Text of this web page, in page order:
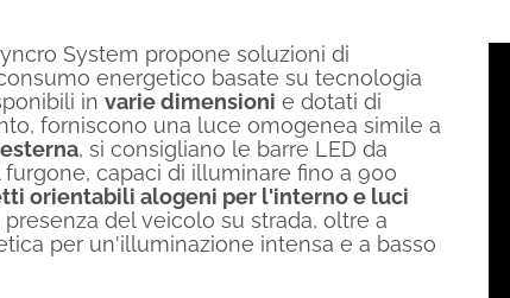
System propone soluzioni di
energetico basate su tecnologia
in varie dimensioni e dotati di
forniscono una luce omogenea simile a
, si consigliano le barre LED da
capaci di illuminare fino a 900
orientabili alogeni per l'interno e luci
del veicolo su strada, oltre a
per un'illuminazione intensa e a basso